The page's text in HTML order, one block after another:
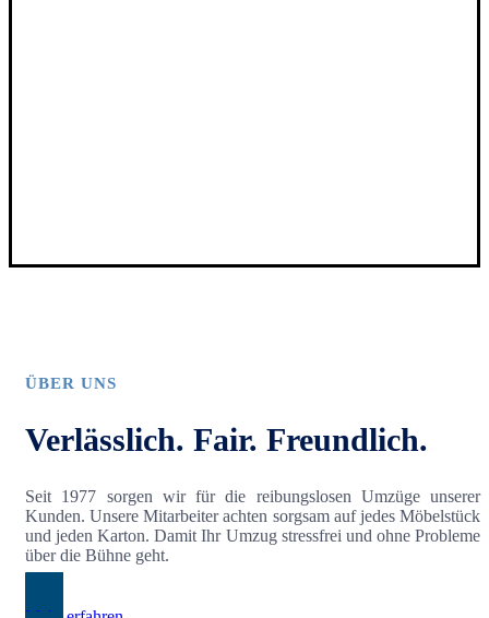
ÜBER UNS
Verlässlich. Fair. Freundlich.
Seit 1977 sorgen wir für die reibungslosen Umzüge unserer
Kunden. Unsere Mitarbeiter achten sorgsam auf jedes Möbelstück
und jeden Karton. Damit Ihr Umzug stressfrei und ohne Probleme
über die Bühne geht.